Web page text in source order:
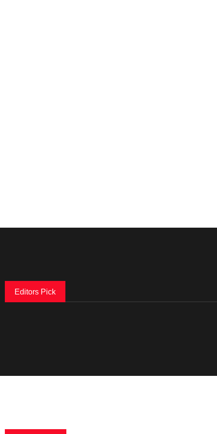
Editors Pick